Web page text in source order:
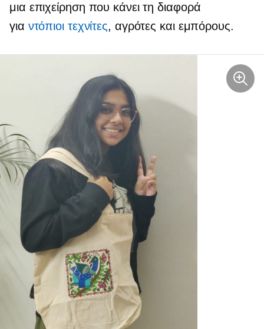
μια επιχείρηση που κάνει τη διαφορά
για ντόπιοι τεχνίτες, αγρότες και εμπόρους.